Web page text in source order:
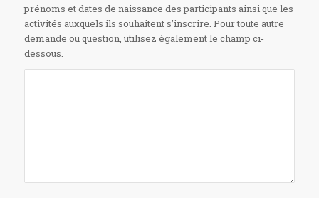
prénoms et dates de naissance des participants ainsi que les
activités auxquels ils souhaitent s’inscrire. Pour toute autre
demande ou question, utilisez également le champ ci-
dessous.